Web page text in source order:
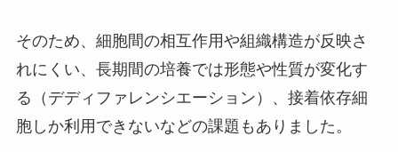
そのため、細胞間の相互作用や組織構造が反映さ
れにくい、長期間の培養では形態や性質が変化す
る（デディファレンシエーション）、接着依存細
胞しか利用できないなどの課題もありました。